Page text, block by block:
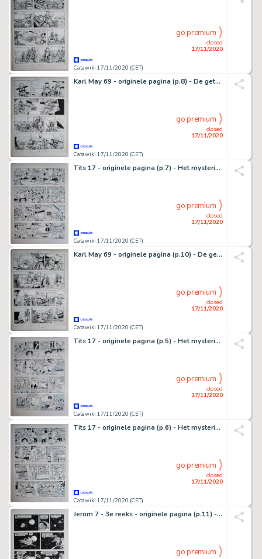
Catawiki 17/11/2020 (CET)
closed
17/11/2020
go premium
Karl May 69 - originele pagina (p.8) - De getuige - (1981)
Catawiki 17/11/2020 (CET)
closed
17/11/2020
go premium
Tits 17 - originele pagina (p.7) - Het mysterieuze parelsnoer - (1982)
Catawiki 17/11/2020 (CET)
closed
17/11/2020
go premium
Karl May 69 - originele pagina (p.10) - De getuige - (1981)
Catawiki 17/11/2020 (CET)
closed
17/11/2020
go premium
Tits 17 - originele pagina (p.5) - Het mysterieuze parelsnoer - (1982)
Catawiki 17/11/2020 (CET)
closed
17/11/2020
go premium
Tits 17 - originele pagina (p.6) - Het mysterieuze parelsnoer - (1982)
Catawiki 17/11/2020 (CET)
closed
17/11/2020
go premium
Jerom 7 - 3e reeks - originele pagina (p.11) - De elfenplaneet - (1983)
go premium